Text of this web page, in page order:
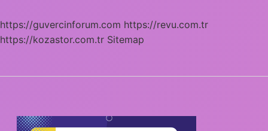
https://guvercinforum.com https://revu.com.tr
https://kozastor.com.tr Sitemap
SIDEBAR